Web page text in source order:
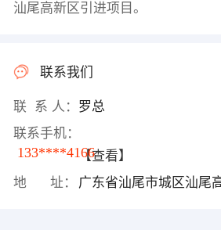
汕尾高新区引进项目。
联系我们
联 系 人： 罗总
联系手机：
133****4166【查看】
地 址：
广东省汕尾市城区汕尾